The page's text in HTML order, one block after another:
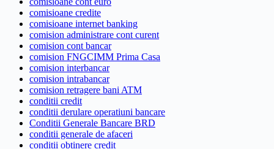
comisioane credite
comisioane internet banking
comision administrare cont curent
comision cont bancar
comision FNGCIMM Prima Casa
comision interbancar
comision intrabancar
comision retragere bani ATM
conditii credit
conditii derulare operatiuni bancare
Conditii Generale Bancare BRD
conditii generale de afaceri
conditii obtinere credit